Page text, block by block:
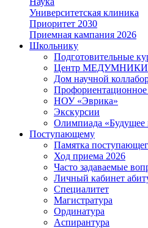
Университетская клиника
Приоритет 2030
Приемная кампания 2026
Школьнику
Подготовительные
Центр МЕДУМНИКИ
Дом научной
Профориентационное
НОУ «Эврика»
Экскурсии
Олимпиада
Поступающему
Памятка
Ход приема 2026
Часто задаваемые
Личный кабинет
Специалитет
Магистратура
Ординатура
Аспирантура